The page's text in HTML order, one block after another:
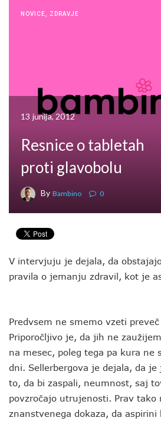
NOVICE ZDRAVJE
13 junija, 2012
Resnice o tabletah
proti glavobolu
By Bambino 0
V intervjuju je dejala, da
pravila o jemanju zdravil, kot je
Predvsem ne smemo vzeti
Priporočljivo je, da jih ne
na mesec, poleg tega pa kura
dni. Sellerbergova je dejala, da
to, da bi zaspali, neumnost, saj
povzročajo utrujenosti. Prav tako
znanstvenega dokaza, da